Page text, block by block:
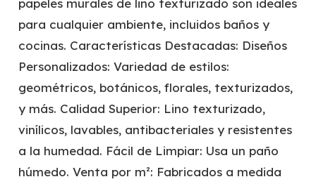
papeles murales de lino texturizado son ideales
para cualquier ambiente, incluidos baños y
cocinas. Características Destacadas: Diseños
Personalizados: Variedad de estilos:
geométricos, botánicos, florales, texturizados,
y más. Calidad Superior: Lino texturizado,
vinílicos, lavables, antibacteriales y resistentes
a la humedad. Fácil de Limpiar: Usa un paño
húmedo. Venta por m²: Fabricados a medida